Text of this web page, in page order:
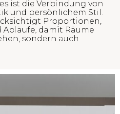
ist die Verbindung von
und persönlichem Stil.
Proportionen,
damit Räume
sondern auch